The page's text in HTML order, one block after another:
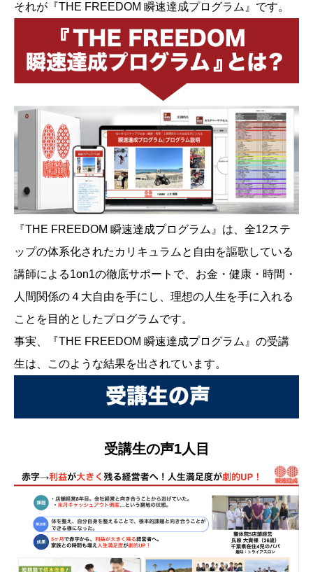
それが『THE FREEDOM 瞬速達成プログラム』です。
『THE FREEDOM 瞬速達成プログラム』は、全12ステ
ップの体系化されたカリキュラムと自由を謳歌している
講師による1on1の徹底サポートで、お金・健康・時間・
人間関係の４大自由を手にし、理想の人生を手に入れる
ことを目的としたプログラムです。
事実、『THE FREEDOM 瞬速達成プログラム』の受講
生は、このような結果を出されています。
受講生の声1人目